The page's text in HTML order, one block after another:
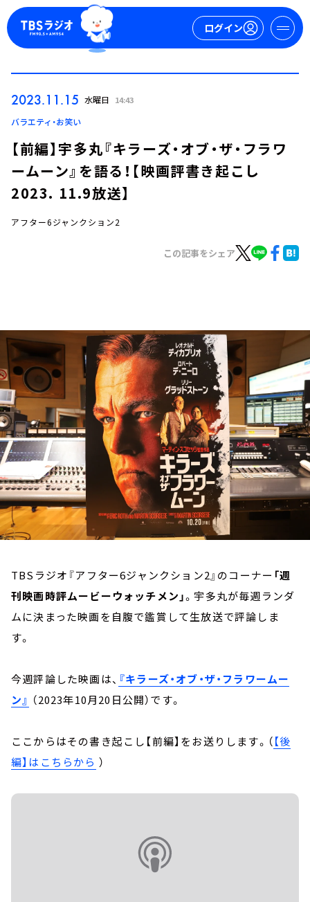
ログイン
ログイン
イベント・グッズ
YouTube
会社情報
2023.11.15 水曜日 14:43
バラエティ・お笑い
【前編】宇多丸『キラーズ・オブ・ザ・フラワ
ームーン』を語る！【映画評書き起こし
2023. 11.9放送】
アフター6ジャンクション2
この記事をシェア
TBSラジオ『アフター6ジャンクション2』のコーナー 「週
刊映画時評ムービーウォッチメン」。宇多丸が毎週ランダ
ムに決まった映画を自腹で鑑賞して生放送で評論しま
す。
今週評論した映画は、 『キラーズ・オブ・ザ・フラワームー
ン』 （2023年10月20日公開）です。
ここからはその書き起こし【前編】をお送りします。（【後
編】はこちらから ）